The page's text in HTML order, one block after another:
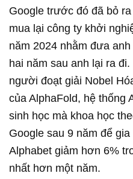
Google trước đó đã bỏ
mua lại công ty khởi
năm 2024 nhằm đưa
hai năm sau anh lại ra
người đoạt giải Nobel
của AlphaFold, hệ thống
sinh học mà khoa học
Google sau 9 năm để
Alphabet giảm hơn 6%
nhất hơn một năm.